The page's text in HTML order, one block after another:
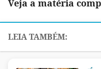
Veja a matéria